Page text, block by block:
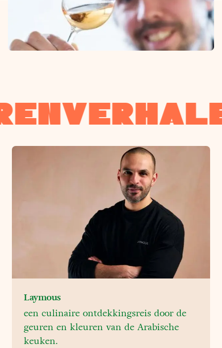
Laymous
een culinaire ontdekkingsreis door de
geuren en kleuren van de Arabische
keuken.